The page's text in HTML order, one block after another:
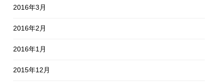
2016年3月
2016年2月
2016年1月
2015年12月